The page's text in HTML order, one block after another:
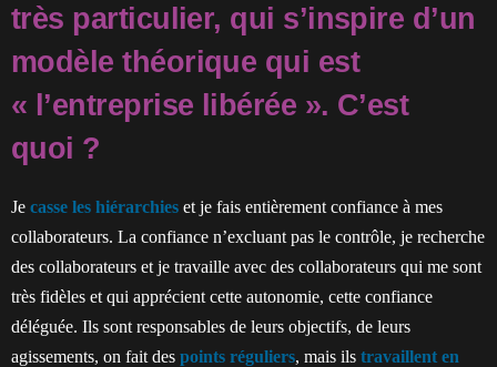
très particulier, qui s’inspire d’un
modèle théorique qui est
« l’entreprise libérée ». C’est
quoi ?
Je casse les hiérarchies et je fais entièrement confiance à mes
collaborateurs. La confiance n’excluant pas le contrôle, je recherche
des collaborateurs et je travaille avec des collaborateurs qui me sont
très fidèles et qui apprécient cette autonomie, cette confiance
déléguée. Ils sont responsables de leurs objectifs, de leurs
agissements, on fait des points réguliers, mais ils travaillent en